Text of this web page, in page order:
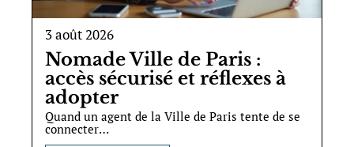
3 août 2026
Nomade Ville de Paris :
accès sécurisé et réflexes à
adopter
Quand un agent de la Ville de Paris tente de se
connecter…